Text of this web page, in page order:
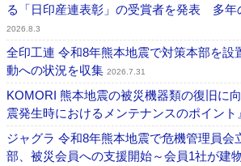
る「日印産連表彰」の受賞者を発表 多年
2026.8.3
全印工連 令和8年熊本地震で対策本部を設
動への状況を収集 2026.7.31
KOMORI 熊本地震の被災機器類の復旧に
震発生時におけるメンテナンスのポイント
ジャグラ 令和8年熊本地震で危機管理員会
部、被災会員への支援開始～会員1社が建